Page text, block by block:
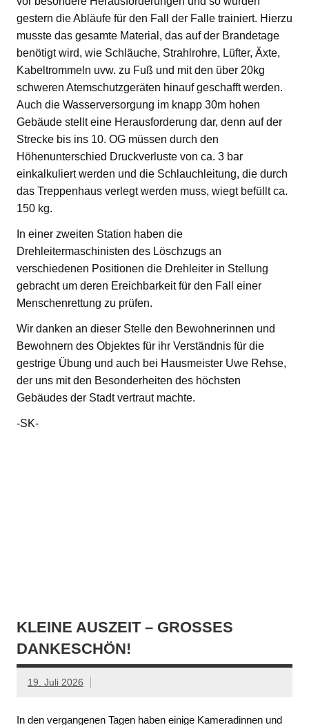
gestern die Abläufe für den Fall der Falle trainiert. Hierzu
musste das gesamte Material, das auf der Brandetage
benötigt wird, wie Schläuche, Strahlrohre, Lüfter, Äxte,
Kabeltrommeln uvw. zu Fuß und mit den über 20kg
schweren Atemschutzgeräten hinauf geschafft werden.
Auch die Wasserversorgung im knapp 30m hohen
Gebäude stellt eine Herausforderung dar, denn auf der
Strecke bis ins 10. OG müssen durch den
Höhenunterschied Druckverluste von ca. 3 bar
einkalkuliert werden und die Schlauchleitung, die durch
das Treppenhaus verlegt werden muss, wiegt befüllt ca.
150 kg.
In einer zweiten Station haben die
Drehleitermaschinisten des Löschzugs an
verschiedenen Positionen die Drehleiter in Stellung
gebracht um deren Ereichbarkeit für den Fall einer
Menschenrettung zu prüfen.
Wir danken an dieser Stelle den Bewohnerinnen und
Bewohnern des Objektes für ihr Verständnis für die
gestrige Übung und auch bei Hausmeister Uwe Rehse,
der uns mit den Besonderheiten des höchsten
Gebäudes der Stadt vertraut machte.
-SK-
KLEINE AUSZEIT – GROSSES D
ANKESCHÖN!
19. Juli 2026
In den vergangenen Tagen haben einige Kameradinnen und